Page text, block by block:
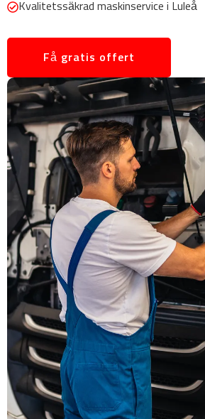
Kvalitetssäkrad maskinservice i Luleå
Få gratis offert